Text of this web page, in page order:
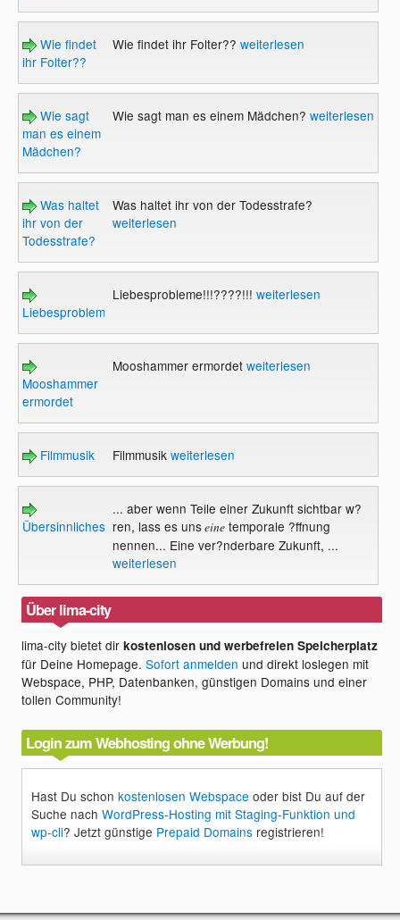
Wie findet
ihr Folter??
Wie findet ihr Folter?? weiterlesen
Wie sagt
man es einem
Mädchen?
Wie sagt man es einem Mädchen? weiterlesen
Was haltet
ihr von der
Todesstrafe?
Was haltet ihr von der Todesstrafe?
weiterlesen
Liebesprobleme!!!????!!!
Liebesprobleme!!!????!!! weiterlesen
Mooshammer
ermordet
Mooshammer ermordet weiterlesen
Filmmusik Filmmusik weiterlesen
Übersinnliches
... aber wenn Teile einer Zukunft sichtbar w?
ren, lass es unseinetemporale ?ffnung
nennen... Eine ver?nderbare Zukunft, ...
weiterlesen
Über lima-city
lima-city bietet dirkostenlosen und werbefreien Speicherplatz
für Deine Homepage.Sofort anmelden und direkt loslegen mit
Webspace, PHP, Datenbanken, günstigen Domains und einer
tollen Community!
Login zum Webhosting ohne Werbung!
Hast Du schonkostenlosen Webspace oder bist Du auf der
Suche nachWordPress-Hosting mit Staging-Funktion und
wp-cli? Jetzt günstige Prepaid Domains registrieren!